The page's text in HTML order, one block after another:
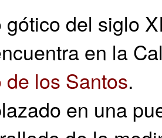
gótico del siglo
en la
de los Santos.
en una